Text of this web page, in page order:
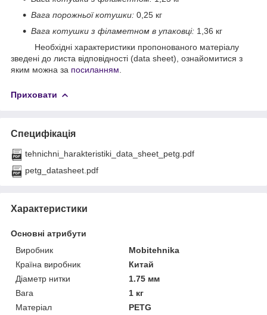
Вага порожньої котушки: 0,25 кг
Вага котушки з філаметном в упаковці: 1,36 кг
Необхідні характеристики пропонованого матеріалу
зведені до листа відповідності (data sheet), ознайомитися з
яким можна за посиланням
Приховати
Специфікація
tehnichni_harakteristiki_data_sheet_petg.pdf
petg_datasheet.pdf
Характеристики
Основні атрибути
Виробник
Mobitehnika
Країна виробник
Китай
Діаметр нитки
1.75 мм
Вага
1 кг
Матеріал
PETG